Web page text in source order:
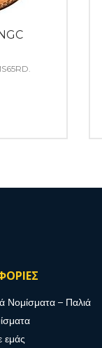
Νομίσματα – Παλιά
εμάς